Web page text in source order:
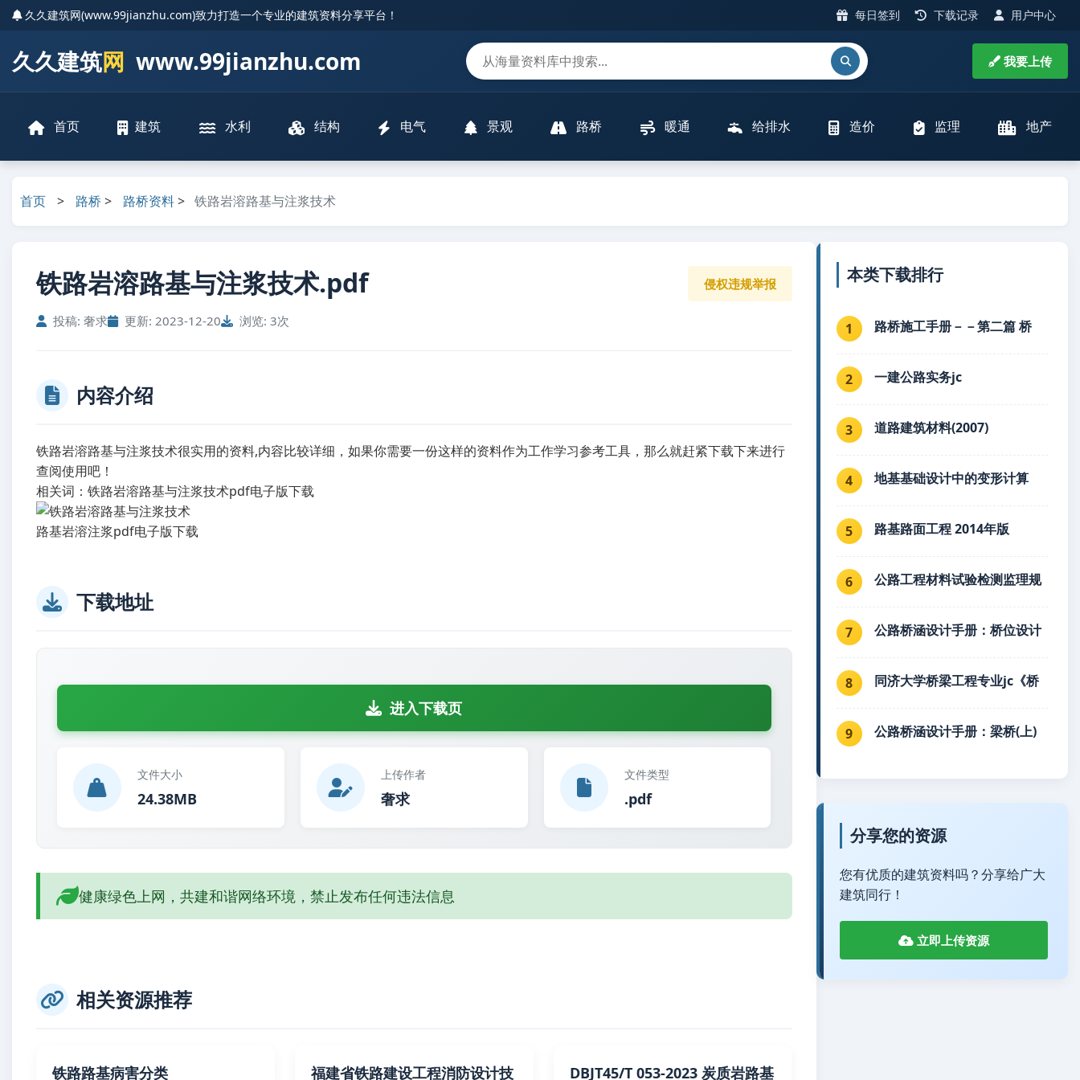
久久建筑网(www.99jianzhu.com)致力打造一个专业的建筑资料分享平台！ 每日签到 下载记录 用户中心
久久建筑网 www.99jianzhu.com 我要上传
首页 建筑 水利 结构 电气 景观 路桥 暖通 给排水 造价 监理 地产
首页 > 路桥 > 路桥资料> 铁路岩溶路基与注浆技术
铁路岩溶路基与注浆技术.pdf
投稿: 奢求 更新: 2023-12-20 浏览: 3次
侵权违规举报
内容介绍
铁路岩溶路基与注浆技术很实用的资料,内容比较详细，如果你需要一份这样的资料作为工作学习参考工具，那么就赶紧下载下来进行
查阅使用吧！
相关词：铁路岩溶路基与注浆技术pdf电子版下载
路基岩溶注浆pdf电子版下载
下载地址
进入下载页
文件大小
24.38MB
上传作者
奢求
文件类型
.pdf
健康绿色上网，共建和谐网络环境，禁止发布任何违法信息
相关资源推荐
铁路路基病害分类 福建省铁路建设工程消防设计技 DBJT45/T 053-2023 炭质岩路基
本类下载排行
1 路桥施工手册－－第二篇 桥
2 一建公路实务jc
3 道路建筑材料(2007)
4 地基基础设计中的变形计算
5 路基路面工程 2014年版
6 公路工程材料试验检测监理规
7 公路桥涵设计手册：桥位设计
8 同济大学桥梁工程专业jc《桥
9 公路桥涵设计手册：梁桥(上)
分享您的资源
您有优质的建筑资料吗？分享给广大
建筑同行！
立即上传资源